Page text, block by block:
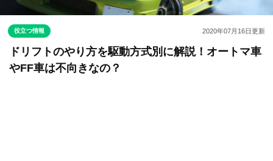
役立つ情報 2020年07月16日更新
ドリフトのやり方を駆動方式別に解説！オートマ車
やFF車は不向きなの？